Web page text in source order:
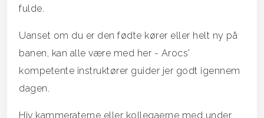
fulde.
Uanset om du er den fødte kører eller helt ny på
banen, kan alle være med her - Arocs'
kompetente instruktører guider jer godt igennem
dagen.
Hiv kammeraterne eller kollegaerne med under